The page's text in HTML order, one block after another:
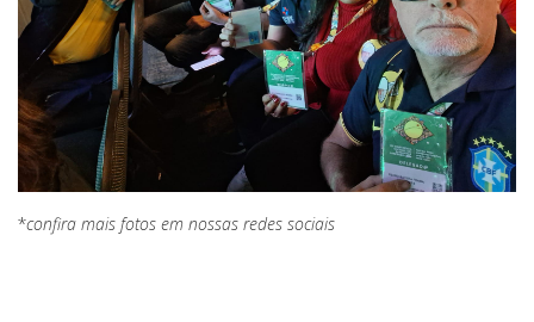
*confira mais fotos em nossas redes sociais